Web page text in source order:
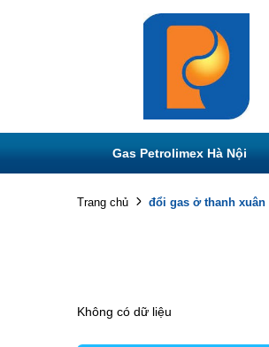
Gas Petrolimex Hà Nội
Trang chủ đổi gas ở thanh xuân
Không có dữ liệu